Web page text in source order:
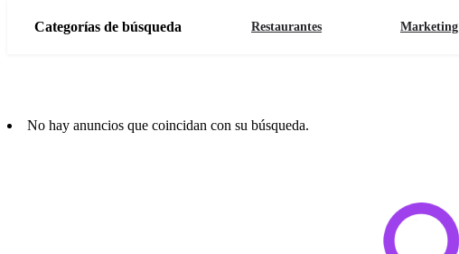
Categorías de búsqueda Restaurantes Marketing
No hay anuncios que coincidan con su búsqueda.